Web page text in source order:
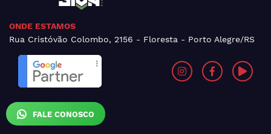
FALE CONOSCO
ONDE ESTAMOS
Rua Cristóvão Colombo, 2156 - Floresta - Porto Alegre/RS